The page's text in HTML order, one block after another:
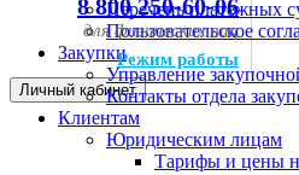
8 800 250-60-06
для физических лиц
Режим работы
Личный кабинет
Перечень платежных
Пользовательское
Закупки
Управление
Контакты отдела
Клиентам
Юридическим лицам
Тарифы и цены